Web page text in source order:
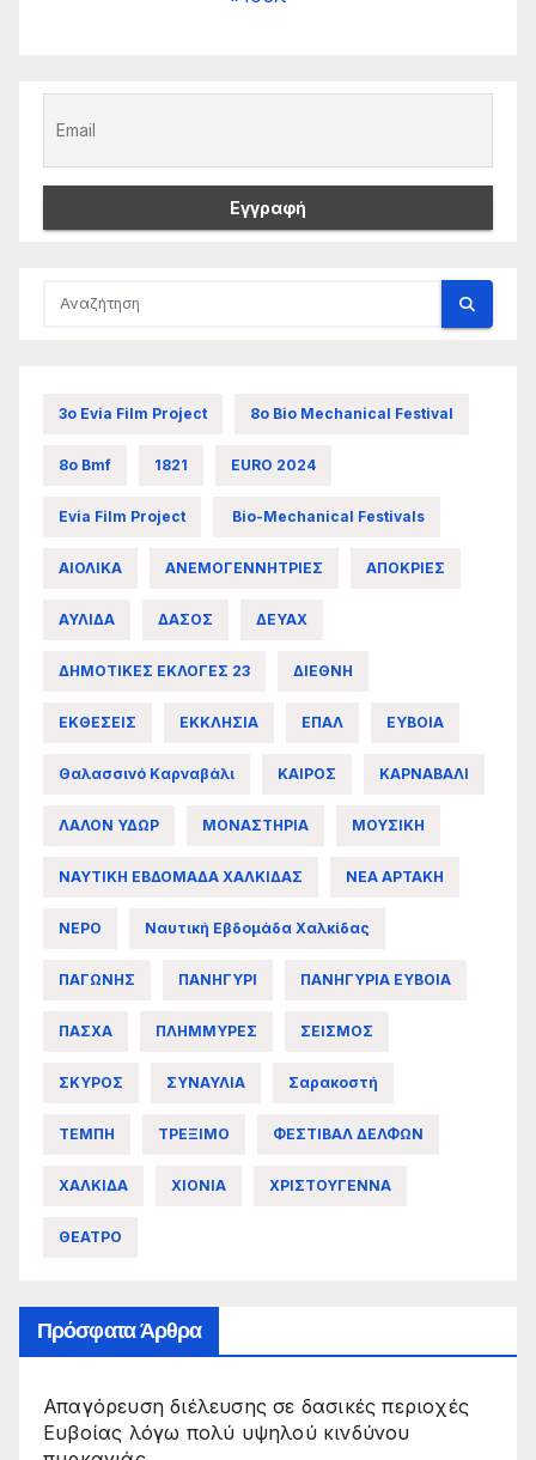
3ο Evia Film Project 8ο Bio Mechanical Festival
8ο Bmf 1821 EURO 2024
Evia Film Project Bio-Mechanical Festivals
ΑΙΟΛΙΚΑ ΑΝΕΜΟΓΕΝΝΗΤΡΙΕΣ ΑΠΟΚΡΙΕΣ
ΑΥΛΙΔΑ ΔΑΣΟΣ ΔΕΥΑΧ
ΔΗΜΟΤΙΚΕΣ ΕΚΛΟΓΕΣ 23 ΔΙΕΘΝΗ
ΕΚΘΕΣΕΙΣ ΕΚΚΛΗΣΙΑ ΕΠΑΛ ΕΥΒΟΙΑ
Θαλασσινό Καρναβάλι ΚΑΙΡΟΣ ΚΑΡΝΑΒΑΛΙ
ΛΑΛΟΝ ΥΔΩΡ ΜΟΝΑΣΤΗΡΙΑ ΜΟΥΣΙΚΗ
ΝΑΥΤΙΚΗ ΕΒΔΟΜΑΔΑ ΧΑΛΚΙΔΑΣ ΝΕΑ ΑΡΤΑΚΗ
ΝΕΡΟ Ναυτική Εβδομάδα Χαλκίδας
ΠΑΓΩΝΗΣ ΠΑΝΗΓΥΡΙ ΠΑΝΗΓΥΡΙΑ ΕΥΒΟΙΑ
ΠΑΣΧΑ ΠΛΗΜΜΥΡΕΣ ΣΕΙΣΜΟΣ
ΣΚΥΡΟΣ ΣΥΝΑΥΛΙΑ Σαρακοστή
ΤΕΜΠΗ ΤΡΕΞΙΜΟ ΦΕΣΤΙΒΑΛ ΔΕΛΦΩΝ
ΧΑΛΚΙΔΑ ΧΙΟΝΙΑ ΧΡΙΣΤΟΥΓΕΝΝΑ
ΘΕΑΤΡΟ
Πρόσφατα Άρθρα
Απαγόρευση διέλευσης σε δασικές περιοχές
Ευβοίας λόγω πολύ υψηλού κινδύνου